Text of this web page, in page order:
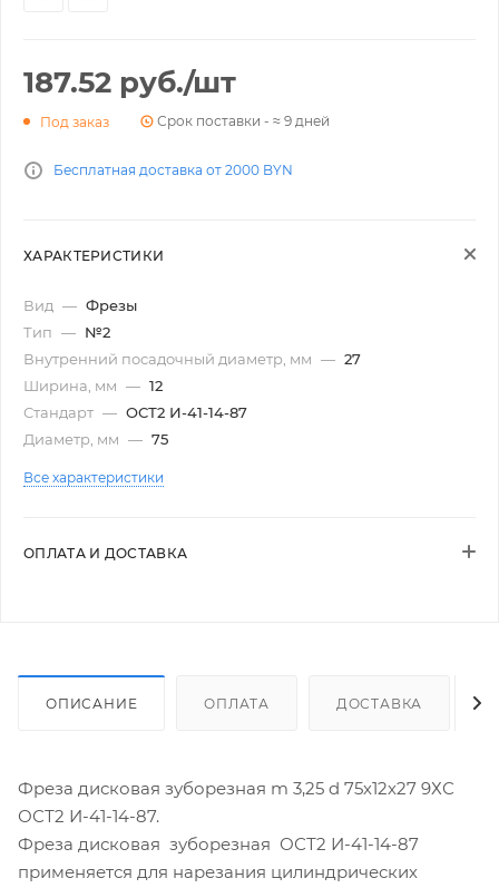
187.52 руб./шт
Под заказ Срок поставки - ≈ 9 дней
Бесплатная доставка от 2000 BYN
ХАРАКТЕРИСТИКИ
Вид — Фрезы
Тип — №2
Внутренний посадочный диаметр, мм — 27
Ширина, мм — 12
Стандарт — ОСТ2 И-41-14-87
Диаметр, мм — 75
Все характеристики
ОПЛАТА И ДОСТАВКА
ОПИСАНИЕ ОПЛАТА ДОСТАВКА
Фреза дисковая зуборезная m 3,25 d 75х12х27 9ХС
ОСТ2 И-41-14-87.
Фреза дисковая зуборезная ОСТ2 И-41-14-87
применяется для нарезания цилиндрических